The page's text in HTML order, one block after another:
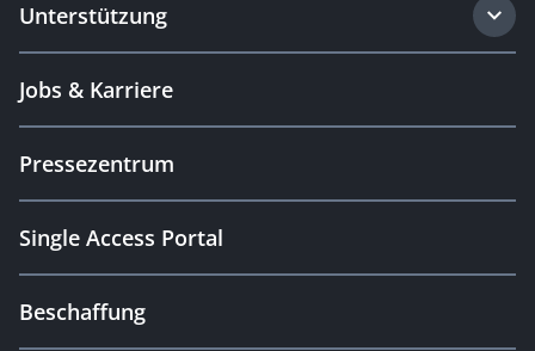
Unterstützung
Jobs & Karriere
Pressezentrum
Single Access Portal
Beschaffung